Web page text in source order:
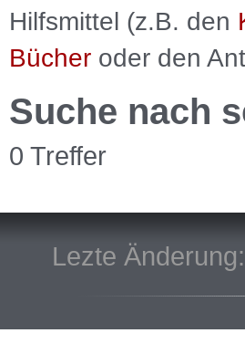
Hilfsmittel (z.B. den
Bücher oder den
Suche nach
0 Treffer
Lezte